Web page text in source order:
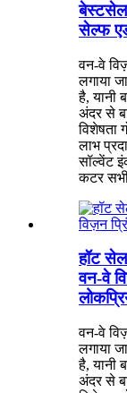
सेल्फ
वन-वे
लगाया
है, यानी
अंदर से
विशेषता
लाभ
सॉल्वेंट
कटर
हॉट
वन-वे
वन-वे
लगाया
है, यानी
अंदर से